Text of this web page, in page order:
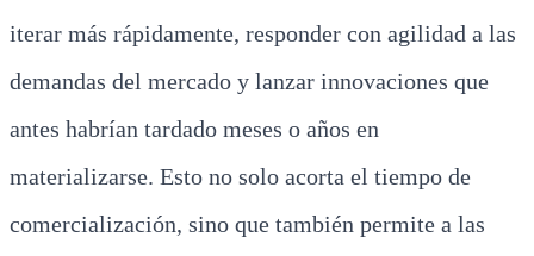
iterar más rápidamente, responder con agilidad a las
demandas del mercado y lanzar innovaciones que
antes habrían tardado meses o años en
materializarse. Esto no solo acorta el tiempo de
comercialización, sino que también permite a las